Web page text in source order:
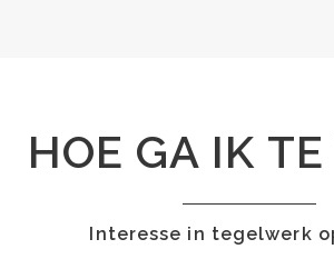
HOE GA IK
Interesse in tegelwerk